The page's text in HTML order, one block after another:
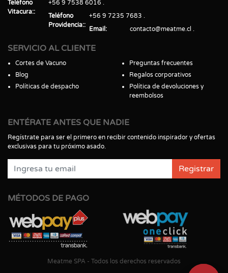
Teléfono
Vitacura:
+56 9 7538 6016
Teléfono
Providencia:
+56 9 7235 7683
Email
contacto@meatme.cl
SERVICIO AL CLIENTE
Cortes de Vacuno
Blog
Políticas de despacho
Preguntas frecuentes
Regalos corporativos
Política de devoluciones y
reembolsos
ENTÉRATE ANTES QUE NADIE
Regístrate para ser el primero en recibir contenido inspirador y ofertas
exclusivas para tu próximo asado.
Registrar
MÉTODOS DE PAGO
Meatme SPA - Todos los derechos reservados